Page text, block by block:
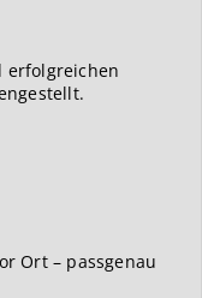
erfolgreichen
Ort – passgenau